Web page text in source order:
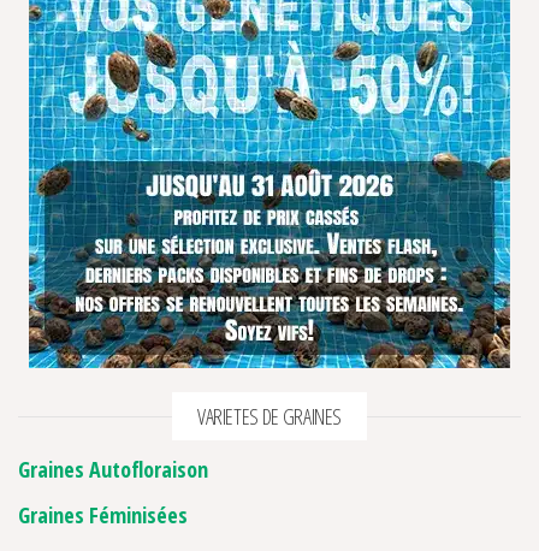
VARIETES DE GRAINES
Graines Autofloraison
Graines Féminisées